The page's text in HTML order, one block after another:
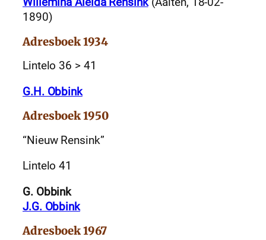
1890)
Adresboek 1934
Lintelo 36 > 41
G.H. Obbink
Adresboek 1950
“Nieuw Rensink”
Lintelo 41
G. Obbink
J.G. Obbink
Adresboek 1967